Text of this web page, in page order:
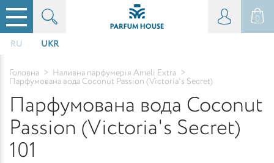
0
RU UKR
Головна > Наливна парфумерія Ameli Extra >
Парфумована вода Coconut Passion (Victoria's Secret)
Парфумована вода Coconut
Passion (Victoria's Secret)
101